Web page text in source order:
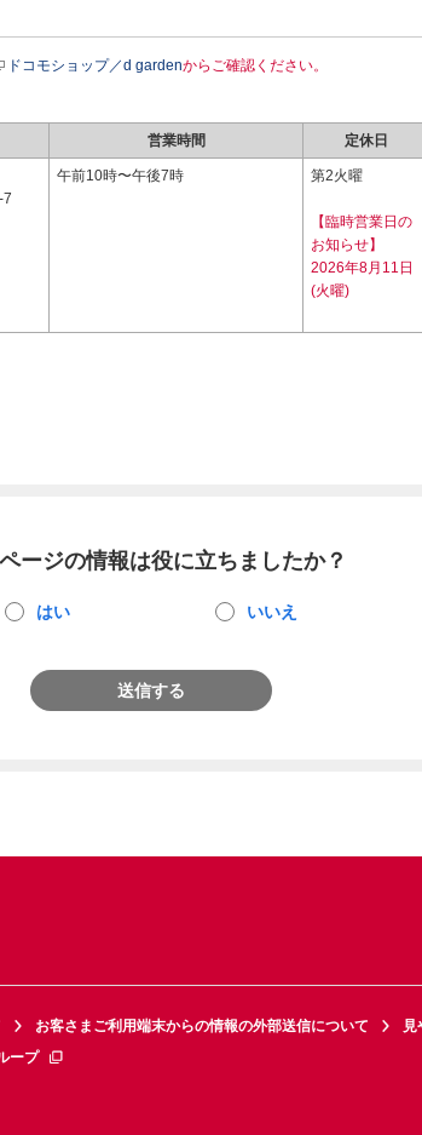
ドコモショップ／d gardenからご確認ください。
営業時間 定休日
7
午前10時〜午後7時 第2火曜
【臨時営業日の
お知らせ】
2026年8月11日
(火曜)
ージの情報は役に立ちましたか？
はい いいえ
送信する
お客さまご利用端末からの情報の外部送信について
見
ープ